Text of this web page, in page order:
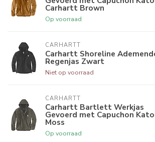
Carhartt Brown
Op voorraad
CARHARTT
Carhartt Shoreline
Regenjas Zwart
Niet op voorraad
CARHARTT
Carhartt Bartlett Werkjas
Gevoerd met Capuchon
Moss
Op voorraad